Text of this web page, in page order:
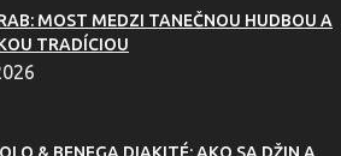
MOST MEDZI TANEČNOU HUDBOU A
TRADÍCIOU